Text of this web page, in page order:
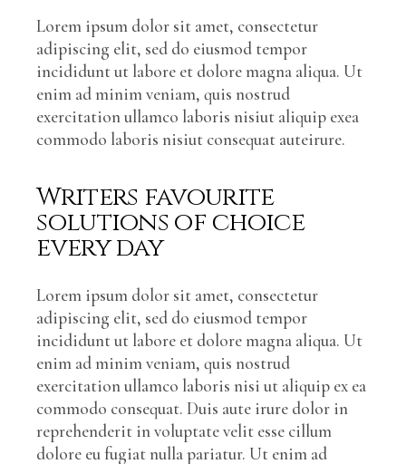
Lorem ipsum dolor sit amet, consectetur
adipiscing elit, sed do eiusmod tempor
incididunt ut labore et dolore magna aliqua. Ut
enim ad minim veniam, quis nostrud
exercitation ullamco laboris nisiut aliquip exea
commodo laboris nisiut consequat auteirure.
Writers favourite
solutions of choice
every day
Lorem ipsum dolor sit amet, consectetur
adipiscing elit, sed do eiusmod tempor
incididunt ut labore et dolore magna aliqua. Ut
enim ad minim veniam, quis nostrud
exercitation ullamco laboris nisi ut aliquip ex ea
commodo consequat. Duis aute irure dolor in
reprehenderit in voluptate velit esse cillum
dolore eu fugiat nulla pariatur. Ut enim ad